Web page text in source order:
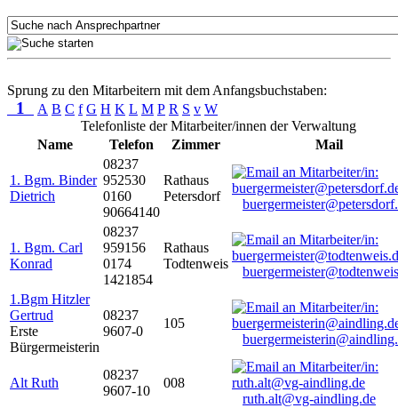
Sprung zu den Mitarbeitern mit dem Anfangsbuchstaben:
1 A B C f G H K L M P R S v W
Telefonliste der Mitarbeiter/innen der Verwaltung
Name
Telefon Zimmer Mail
1. Bgm. Binder
Dietrich
08237
952530
0160
90664140
Rathaus
Petersdorf
1. Bgm. Carl
Konrad
08237
959156
0174
1421854
Rathaus
Todtenweis
1.Bgm Hitzler
Gertrud
Erste
Bürgermeisterin
08237
9607-0
105
Alt Ruth
08237
9607-10
008
ruth.alt@vg-aindling.de